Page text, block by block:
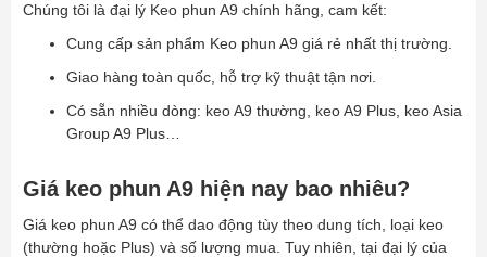
Chúng tôi là đại lý Keo phun A9 chính hãng, cam kết:
Cung cấp sản phẩm Keo phun A9 giá rẻ nhất thị trường.
Giao hàng toàn quốc, hỗ trợ kỹ thuật tận nơi.
Có sẵn nhiều dòng: keo A9 thường, keo A9 Plus, keo Asia
Group A9 Plus…
Giá keo phun A9 hiện nay bao nhiêu?
Giá keo phun A9 có thể dao động tùy theo dung tích, loại keo
(thường hoặc Plus) và số lượng mua. Tuy nhiên, tại đại lý của